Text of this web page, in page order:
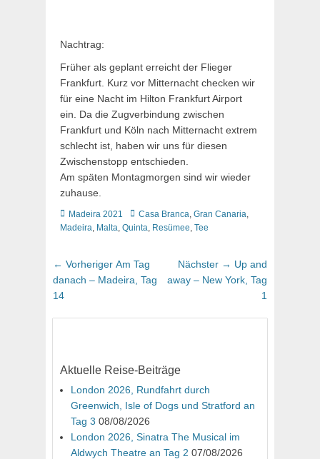
Nachtrag:
Früher als geplant erreicht der Flieger
Frankfurt. Kurz vor Mitternacht checken wir
für eine Nacht im Hilton Frankfurt Airport
ein. Da die Zugverbindung zwischen
Frankfurt und Köln nach Mitternacht extrem
schlecht ist, haben wir uns für diesen
Zwischenstopp entschieden.
Am späten Montagmorgen sind wir wieder
zuhause.
Kategorien
Madeira 2021 Schlagworte
Casa Branca, Gran Canaria,
Madeira, Malta, Quinta, Resümee, Tee
Beitragsnavigation
← Vorheriger Vorheriger
Beitrag:
Am Tag
danach – Madeira, Tag
14
Nächster → Nächster
Beitrag:
Up and
away – New York, Tag
1
Aktuelle Reise-Beiträge
London 2026, Rundfahrt durch
Greenwich, Isle of Dogs und Stratford an
Tag 3 08/08/2026
London 2026, Sinatra The Musical im
Aldwych Theatre an Tag 2 07/08/2026